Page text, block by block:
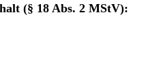
(§ 18 Abs. 2 MStV):